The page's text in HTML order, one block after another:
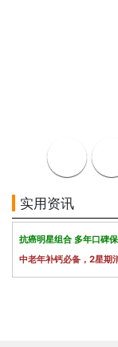
实用资讯
抗癌明星组合 多年口碑
中老年补钙必备，2星期